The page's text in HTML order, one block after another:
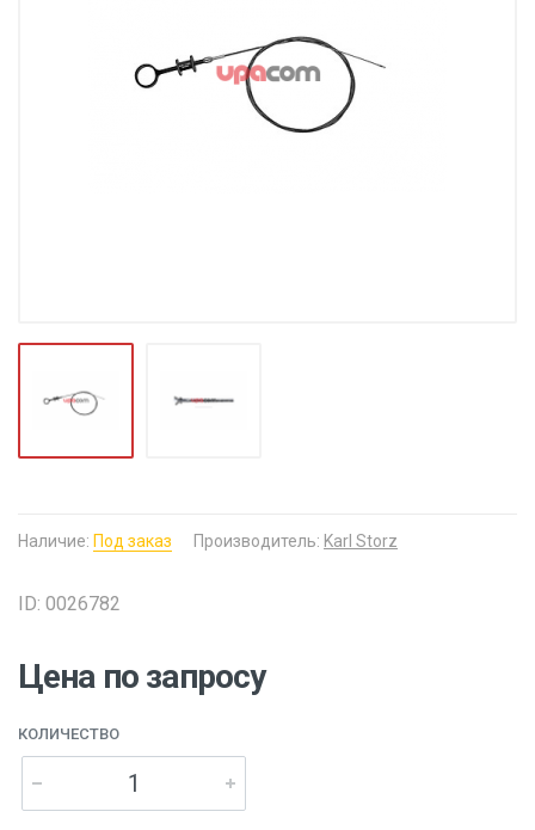
Наличие: Под заказ Производитель: Karl Storz
ID: 0026782
Цена по запросу
КОЛИЧЕСТВО